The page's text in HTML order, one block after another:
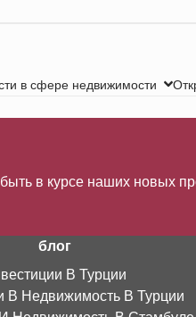
в сфере недвижимости
в курсе наших новых
блог
В Турции
В Недвижимость В Турции